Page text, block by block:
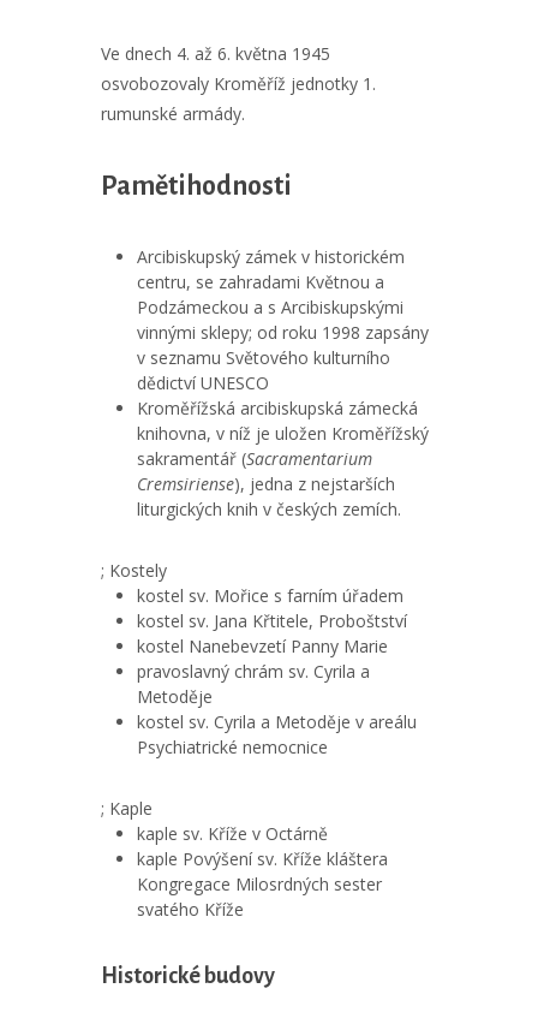
Ve dnech 4. až 6. května 1945
osvobozovaly Kroměříž jednotky 1.
rumunské armády.
Pamětihodnosti
Arcibiskupský zámek v historickém
centru, se zahradami Květnou a
Podzámeckou a s Arcibiskupskými
vinnými sklepy; od roku 1998 zapsány
v seznamu Světového kulturního
dědictví UNESCO
Kroměřížská arcibiskupská zámecká
knihovna, v níž je uložen Kroměřížský
sakramentář (Sacramentarium
Cremsiriense), jedna z nejstarších
liturgických knih v českých zemích.
; Kostely
kostel sv. Mořice s farním úřadem
kostel sv. Jana Křtitele, Proboštství
kostel Nanebevzetí Panny Marie
pravoslavný chrám sv. Cyrila a
Metoděje
kostel sv. Cyrila a Metoděje v areálu
Psychiatrické nemocnice
; Kaple
kaple sv. Kříže v Octárně
kaple Povýšení sv. Kříže kláštera
Kongregace Milosrdných sester
svatého Kříže
Historické budovy